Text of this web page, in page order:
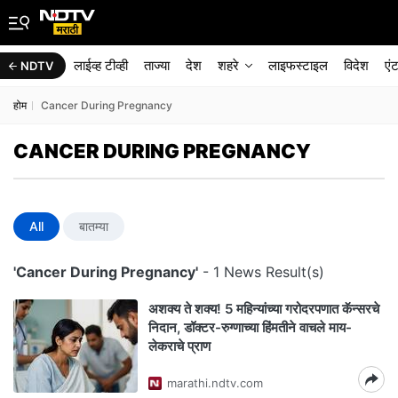
NDTV लाईव्ह टीव्ही ताज्या देश शहरे लाइफस्टाइल विदेश
होम Cancer During Pregnancy
CANCER DURING PREGNANCY
All बातम्या
'Cancer During Pregnancy' - 1 News Result(s)
अशक्य ते शक्य! 5 महिन्यांच्या गरोदरपणात कॅन्सरचे
निदान, डॉक्टर-रुग्णाच्या हिंमतीने वाचले माय-
लेकराचे प्राण
marathi.ndtv.com